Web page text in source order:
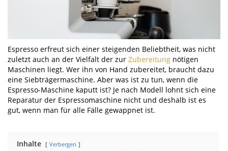
Espresso erfreut sich einer steigenden Beliebtheit, was nicht
zuletzt auch an der Vielfalt der zur Zubereitung nötigen
Maschinen liegt. Wer ihn von Hand zubereitet, braucht dazu
eine Siebträgermaschine. Aber was ist zu tun, wenn die
Espresso-Maschine kaputt ist? Je nach Modell lohnt sich eine
Reparatur der Espressomaschine nicht und deshalb ist es
gut, wenn man für alle Fälle gewappnet ist.
Inhalte Verbergen